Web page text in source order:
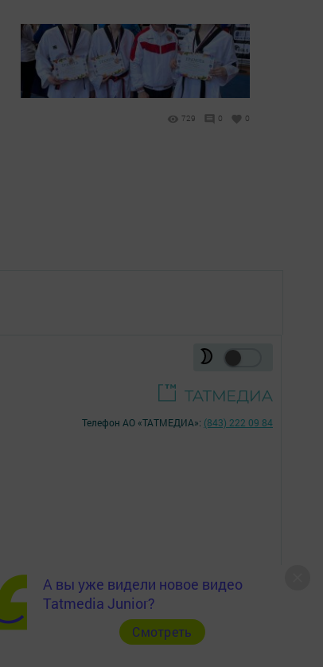
729 0 0
А вы уже видели новое видео
Tatmedia Junior?
Cмотреть
Телефон АО «ТАТМЕДИА»: (843) 222 09 84